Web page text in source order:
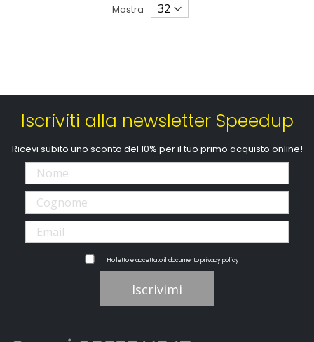
Mostra
Iscriviti alla newsletter Speedup
Ricevi subito uno sconto del 10% per il tuo primo acquisto online!
Ho letto e accettato il documentoprivacy policy
Iscrivimi